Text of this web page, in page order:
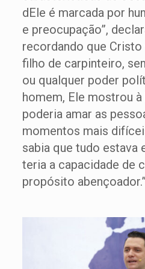
dEle é marcada por
e preocupação”,
recordando que
filho de carpinteiro,
ou qualquer poder
homem, Ele mostrou à
poderia amar as
momentos mais
sabia que tudo estava
teria a capacidade de
propósito abençoador.”